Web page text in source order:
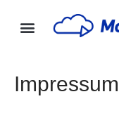
Inhalt
Impressum